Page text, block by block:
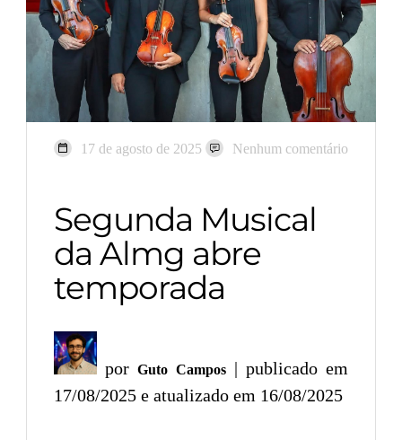
17 de agosto de 2025 Nenhum comentário
Segunda Musical
da Almg abre
temporada
porGuto Campos| publicado em
17/08/2025 e atualizado em 16/08/2025